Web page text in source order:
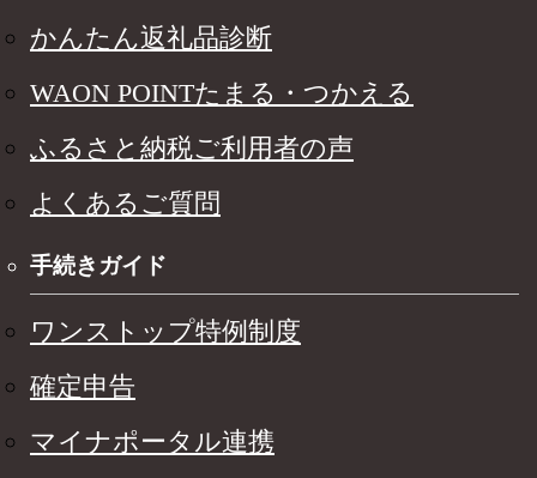
かんたん返礼品診断
WAON POINTたまる・つかえる
ふるさと納税ご利用者の声
よくあるご質問
手続きガイド
ワンストップ特例制度
確定申告
マイナポータル連携